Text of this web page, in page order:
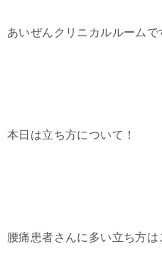
あいぜんクリニカルルームで
本日は立ち方について！
腰痛患者さんに多い立ち方は